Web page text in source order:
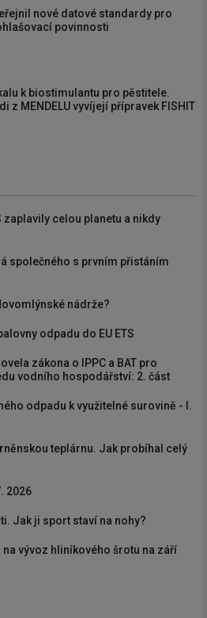
nové datové standardy pro
povinnosti
k biostimulantu pro pěstitele.
z MENDELU vyvíjejí přípravek FISHIT
zaplavily celou planetu a nikdy
společného s prvním přistáním
nádrže?
odpadu do EU ETS
zákona o IPPC a BAT pro
vodního hospodářství: 2. část
odpadu k využitelné surovině - I.
teplárnu. Jak probíhal celý
2026
Jak ji sport staví na nohy?
vývoz hliníkového šrotu na září